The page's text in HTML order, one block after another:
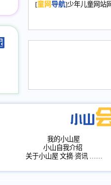
小山画廊均增加多个新栏目
评分、顶功能，作文宝典
[童网导航]少年儿童网站
我的小山屋
小山自我介绍
关于小山屋 文摘·资讯 ……